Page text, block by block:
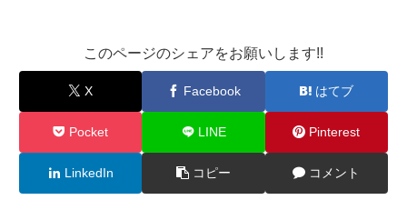
このページのシェアをお願いします!!
X Facebook はてブ
Pocket LINE Pinterest
LinkedIn コピー コメント